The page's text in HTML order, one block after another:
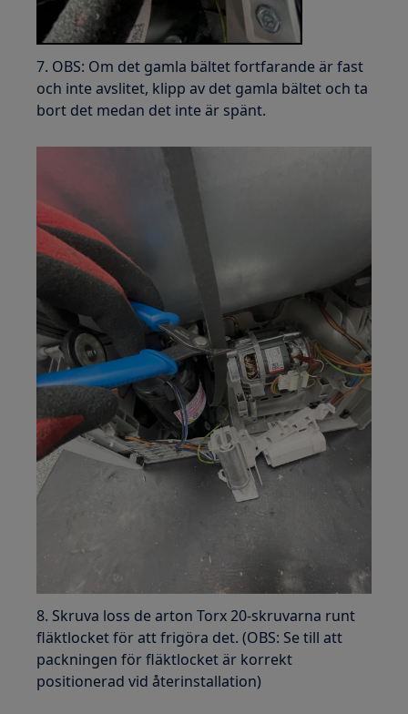
7. OBS: Om det gamla bältet fortfarande är fast
och inte avslitet, klipp av det gamla bältet och ta
bort det medan det inte är spänt.
8. Skruva loss de arton Torx 20-skruvarna runt
fläktlocket för att frigöra det. (OBS: Se till att
packningen för fläktlocket är korrekt
positionerad vid återinstallation)